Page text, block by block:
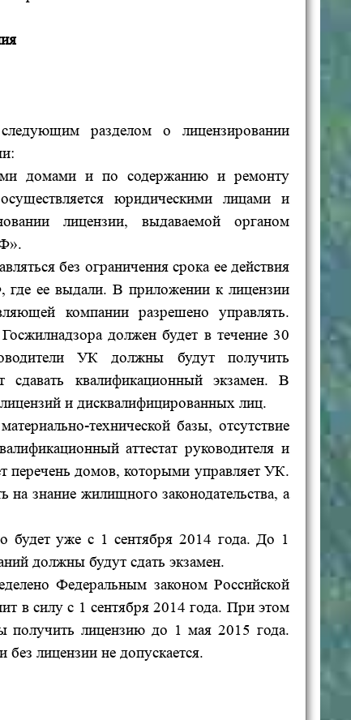
разделом о лицензировании
домами и по содержанию и ремонту
юридическими лицами и
лицензии, выдаваемой органом
без ограничения срока ее действия
где ее выдали. В приложении к лицензии
компании разрешено управлять.
должен будет в течение 30
УК должны будут получить
квалификационный экзамен.
В
и дисквалифицированных лиц.
технической базы, отсутствие
аттестат руководителя и
перечень домов, которыми управляет УК.
знание жилищного законодательства, а
уже с 1 сентября 2014 года.До 1
должны будут сдать экзамен.
Федеральным законом Российской
в силу с 1 сентября 2014 года. При этом
получить лицензию до 1 мая 2015 года.
лицензии не допускается.